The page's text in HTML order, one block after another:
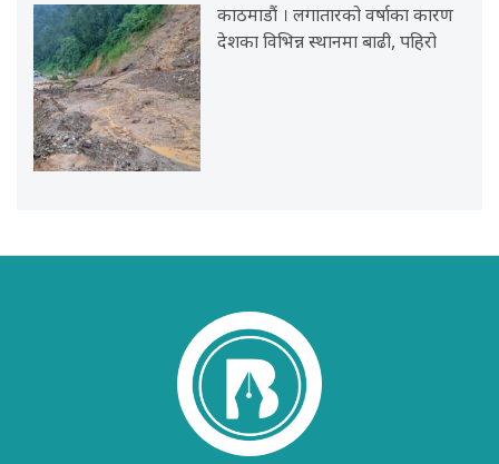
काठमाडौं । लगातारको वर्षाका कारण
देशका विभिन्न स्थानमा बाढी, पहिरो